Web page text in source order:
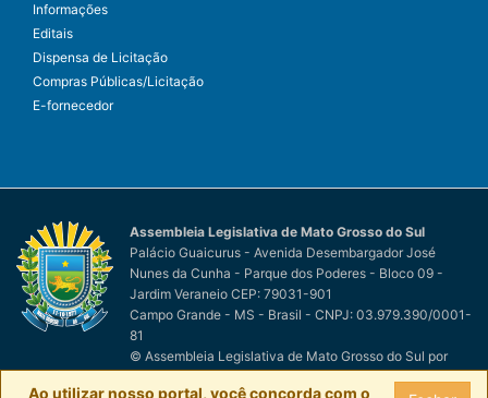
Informações
Editais
Dispensa de Licitação
Compras Públicas/Licitação
E-fornecedor
Assembleia Legislativa de Mato Grosso do Sul
Palácio Guaicurus - Avenida Desembargador José
Nunes da Cunha - Parque dos Poderes - Bloco 09 -
Jardim Veraneio CEP: 79031-901
Campo Grande - MS - Brasil - CNPJ: 03.979.390/0001-
81
© Assembleia Legislativa de Mato Grosso do Sul por
Ao utilizar nosso portal, você concorda com o